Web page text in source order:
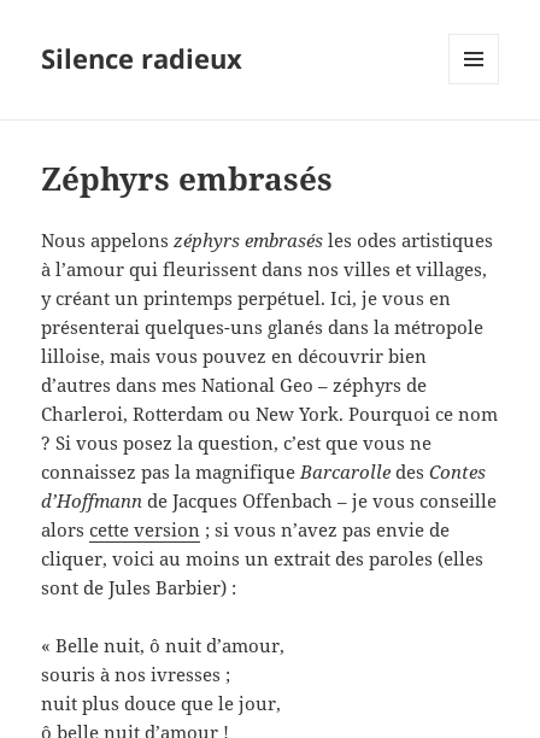
Silence radieux
Zéphyrs embrasés
Nous appelonszéphyrs embrasés les odes artistiques
à l’amour qui fleurissent dans nos villes et villages,
y créant un printemps perpétuel. Ici, je vous en
présenterai quelques-uns glanés dans la métropole
lilloise, mais vous pouvez en découvrir bien
d’autres dans mes National Geo – zéphyrs de
Charleroi, Rotterdam ou New York. Pourquoi ce nom
? Si vous posez la question, c’est que vous ne
connaissez pas la magnifiqueBarcarolle desContes
d’Hoffmann de Jacques Offenbach – je vous conseille
alorscette version ; si vous n’avez pas envie de
cliquer, voici au moins un extrait des paroles (elles
sont de Jules Barbier) :
« Belle nuit, ô nuit d’amour,
souris à nos ivresses ;
nuit plus douce que le jour,
ô belle nuit d’amour !